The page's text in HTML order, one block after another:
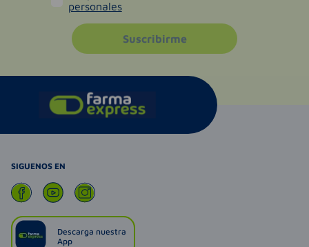
personales
Suscribirme
SIGUENOS EN
Descarga nuestra
App